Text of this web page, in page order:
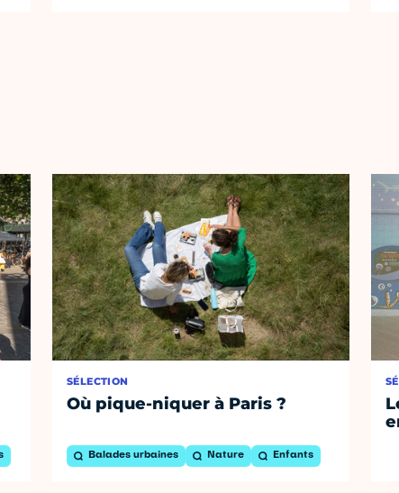
SÉLECTION
Où pique-niquer à Paris ?
Balades urbaines Nature Enfants